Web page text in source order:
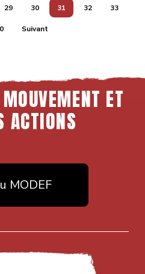
29 30 31 32 33
Suivant
ET
ACTIONS
MODEF